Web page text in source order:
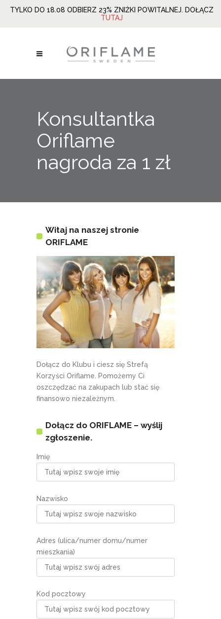
TYLKO DO 18.08 ODBIERZ 23% ZNIŻKI POWITALNEJ. DOŁĄCZ
TUTAJ
Konsultantka
Oriflame
nagroda za 1 zł
Witaj na naszej stronie
ORIFLAME
Dołącz do Klubu i ciesz się Strefą
Korzyści Oriflame. Pomożemy Ci
oszczędzać na zakupach lub stać się
finansowo niezależnym.
Dołącz do ORIFLAME – wyślij
zgłoszenie.
Imię
Nazwisko
Adres (ulica/numer domu/numer
mieszkania)
Kod pocztowy